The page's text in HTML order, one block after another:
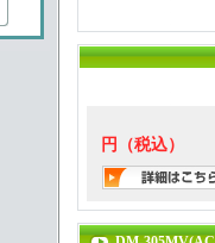
円（税込）